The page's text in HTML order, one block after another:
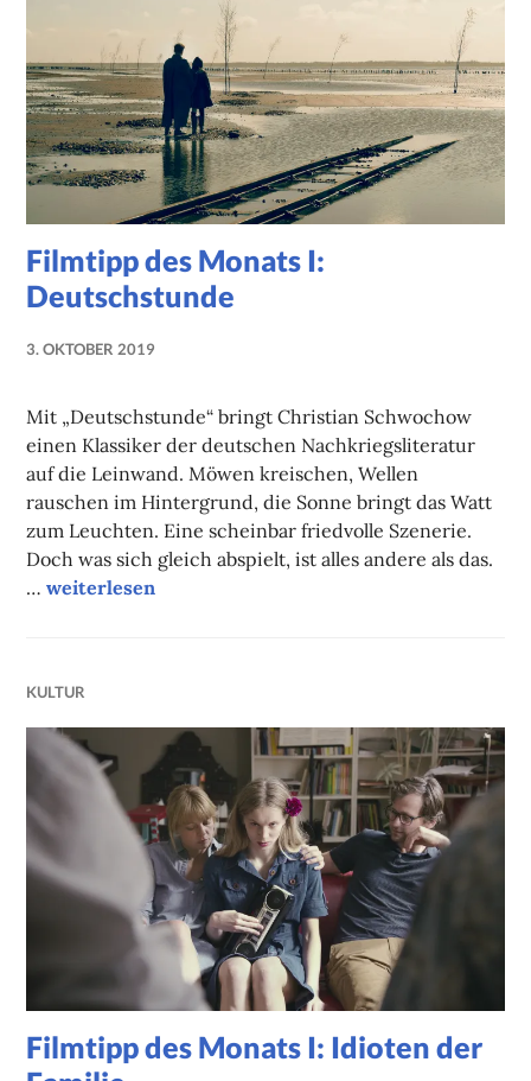
Filmtipp des Monats I:
Deutschstunde
3. OKTOBER 2019
Mit „Deutschstunde“ bringt Christian Schwochow
einen Klassiker der deutschen Nachkriegsliteratur
auf die Leinwand. Möwen kreischen, Wellen
rauschen im Hintergrund, die Sonne bringt das Watt
zum Leuchten. Eine scheinbar friedvolle Szenerie.
Doch was sich gleich abspielt, ist alles andere als das.
…Filmtipp des Monats I: Deutschstunde
weiterlesen
KULTUR
Filmtipp des Monats I: Idioten der